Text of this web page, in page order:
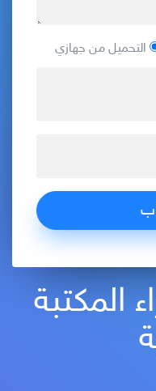
التحميل من جهازي
المكتبة